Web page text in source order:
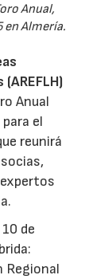
Anual,
en Almería.
Anual
el
reunirá
de
Regional